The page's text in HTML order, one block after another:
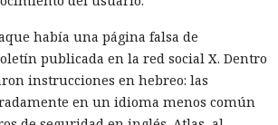
había una página falsa de
publicada en la red social X. Dentro
instrucciones en hebreo: las
en un idioma menos común